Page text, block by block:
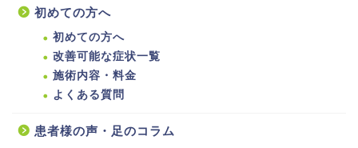
初めての方へ
初めての方へ
改善可能な症状一覧
施術内容・料金
よくある質問
患者様の声・足のコラム